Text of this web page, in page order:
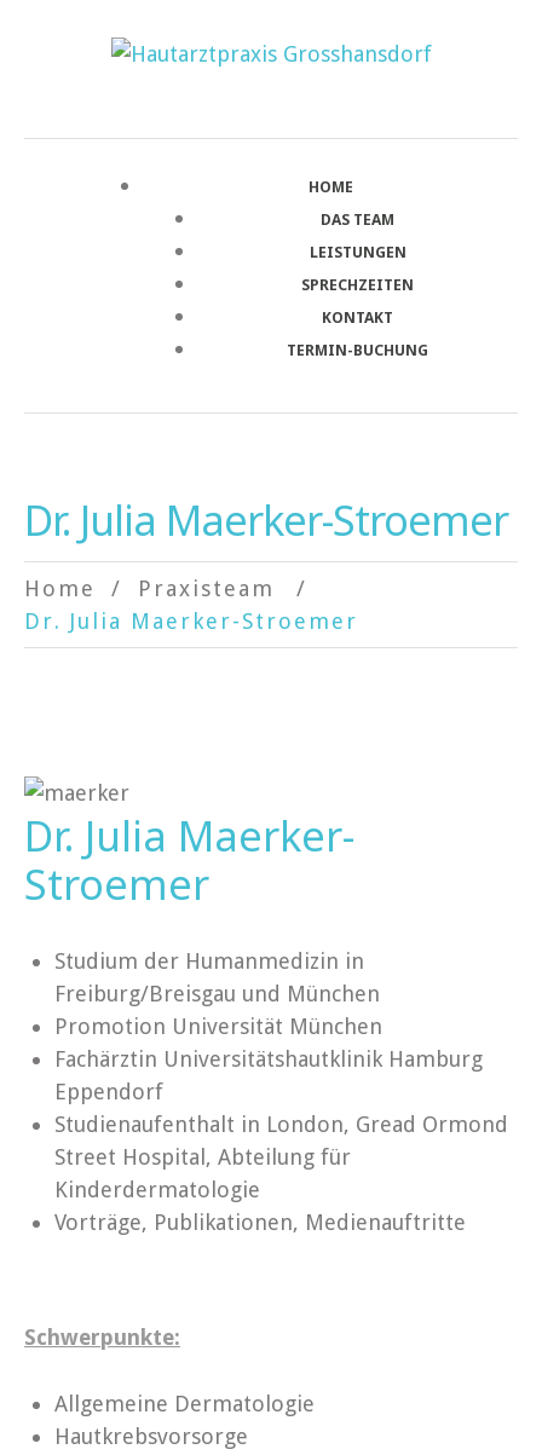
HOME
DAS TEAM
LEISTUNGEN
SPRECHZEITEN
KONTAKT
TERMIN-BUCHUNG
Dr. Julia Maerker-Stroemer
Home
Praxisteam
Dr. Julia Maerker-Stroemer
Dr. Julia Maerker-
Stroemer
Studium der Humanmedizin in
Freiburg/Breisgau und München
Promotion Universität München
Fachärztin Universitätshautklinik Hamburg
Eppendorf
Studienaufenthalt in London, Gread Ormond
Street Hospital, Abteilung für
Kinderdermatologie
Vorträge, Publikationen, Medienauftritte
Schwerpunkte:
Allgemeine Dermatologie
Hautkrebsvorsorge